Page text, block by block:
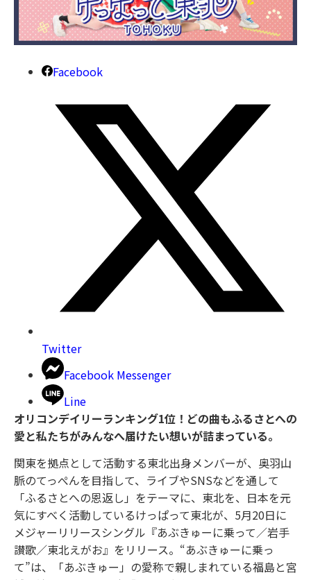
Facebook
Twitter
Facebook Messenger
Line
オリコンデイリーランキング1位！どの曲もふるさとへの
愛と私たちがみんなへ届けたい想いが詰まっている。
関東を拠点として活動する東北出身メンバーが、奥羽山
脈のてっぺんを目指して、ライブやSNSなどを通して
「ふるさとへの恩返し」をテーマに、東北を、日本を元
気にすべく活動しているけっぱって東北が、5月20日に
メジャーリリースシングル『あぶきゅーに乗って／岩手
讃歌／東北えがお』をリリース。“あぶきゅーに乗っ
て”は、「あぶきゅー」の愛称で親しまれている福島と宮